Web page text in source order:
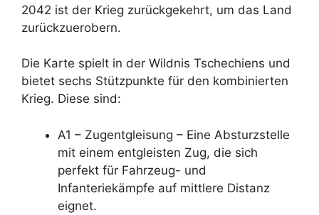
2042 ist der Krieg zurückgekehrt, um das Land
zurückzuerobern.
Die Karte spielt in der Wildnis Tschechiens und
bietet sechs Stützpunkte für den kombinierten
Krieg. Diese sind:
A1 – Zugentgleisung – Eine Absturzstelle
mit einem entgleisten Zug, die sich
perfekt für Fahrzeug- und
Infanteriekämpfe auf mittlere Distanz
eignet.